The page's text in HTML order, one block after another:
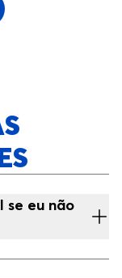
se eu não